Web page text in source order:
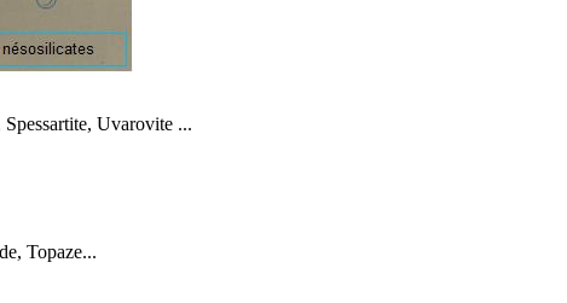
Spessartite, Uvarovite ...
, Topaze...